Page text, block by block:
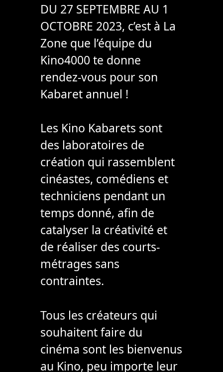
DU 27 SEPTEMBRE AU 1
OCTOBRE 2023, c’est à La
Zone que l’équipe du
Kino4000 te donne
rendez-vous pour son
Kabaret annuel !
Les Kino Kabarets sont
des laboratoires de
création qui rassemblent
cinéastes, comédiens et
techniciens pendant un
temps donné, afin de
catalyser la créativité et
de réaliser des courts-
métrages sans
contraintes.
Tous les créateurs qui
souhaitent faire du
cinéma sont les bienvenus
au Kino, peu importe leur